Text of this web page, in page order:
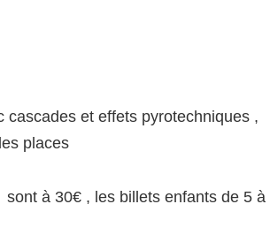
et effets pyrotechniques ,
places
à 30€ , les billets enfants de 5 à